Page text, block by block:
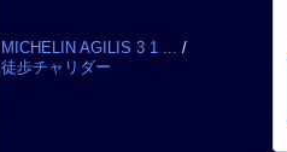
MICHELIN AGILIS 3 1 ...
/
徒歩チャリダー